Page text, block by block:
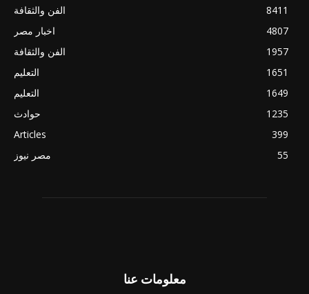
الفن والثقافة
8411
اخبار مصر
4807
الفن والثقافة
1957
التعليم
1651
التعليم
1649
حوادث
1235
Articles
399
مصر نيوز
55
معلومات عنا